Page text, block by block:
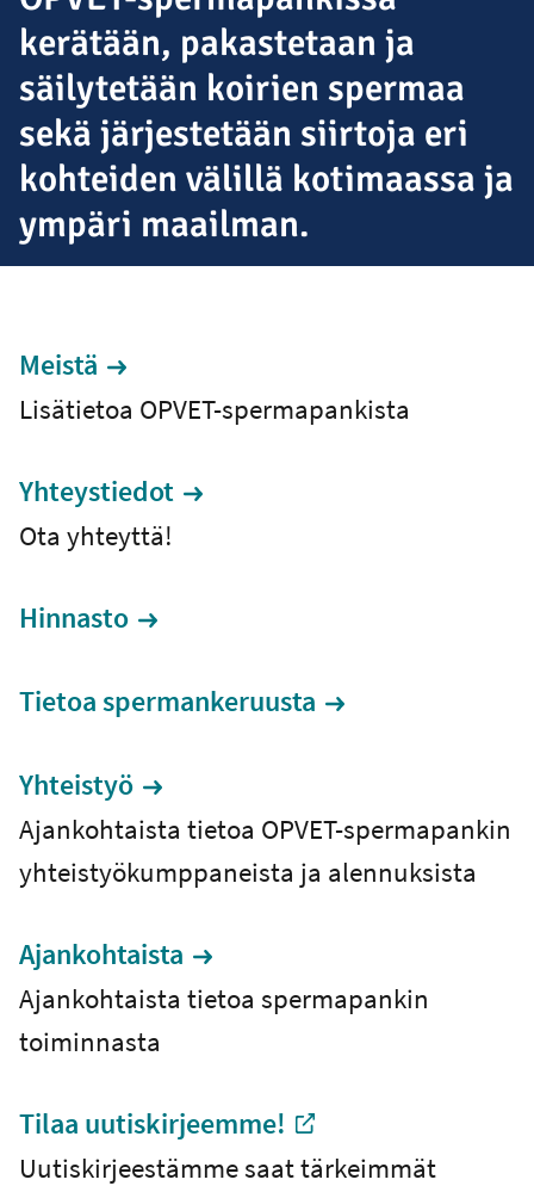
kerätään, pakastetaan ja
säilytetään koirien spermaa
sekä järjestetään siirtoja eri
kohteiden välillä kotimaassa ja
ympäri maailman.
Meistä
Lisätietoa OPVET-spermapankista
Yhteystiedot
Ota yhteyttä!
Hinnasto
Tietoa spermankeruusta
Yhteistyö
Ajankohtaista tietoa OPVET-spermapankin
yhteistyökumppaneista ja alennuksista
Ajankohtaista
Ajankohtaista tietoa spermapankin
toiminnasta
Tilaa uutiskirjeemme!
-Ulkoinen linkki
Uutiskirjeestämme saat tärkeimmät